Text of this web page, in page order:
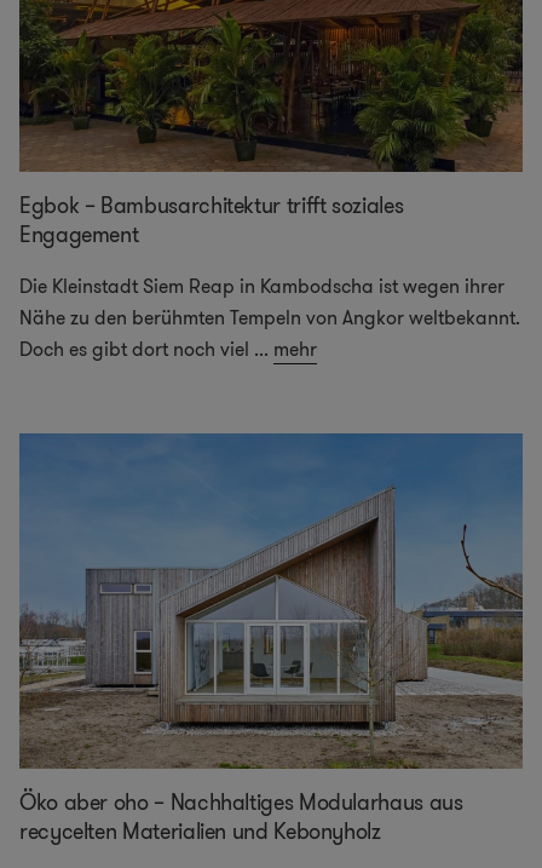
Egbok – Bambusarchitektur trifft soziales
Engagement
Die Kleinstadt Siem Reap in Kambodscha ist wegen ihrer
Nähe zu den berühmten Tempeln von Angkor weltbekannt.
Doch es gibt dort noch viel ... mehr
Öko aber oho – Nachhaltiges Modularhaus aus
recycelten Materialien und Kebonyholz